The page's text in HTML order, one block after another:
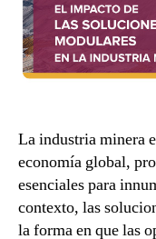
La industria minera
economía global,
esenciales para
contexto, las
la forma en que las